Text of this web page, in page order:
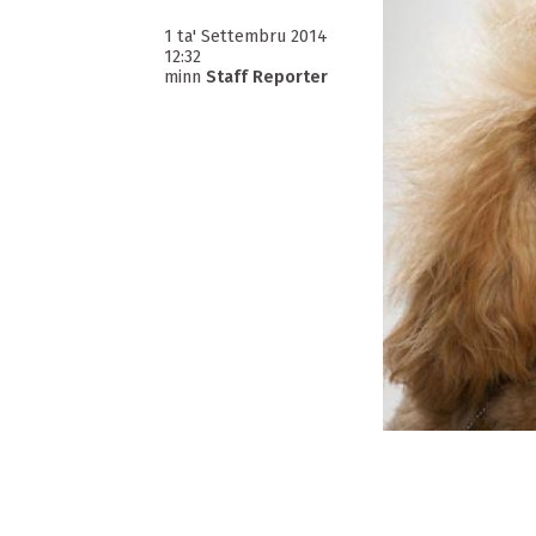
1 ta' Settembru 2014
12:32
minn Staff Reporter